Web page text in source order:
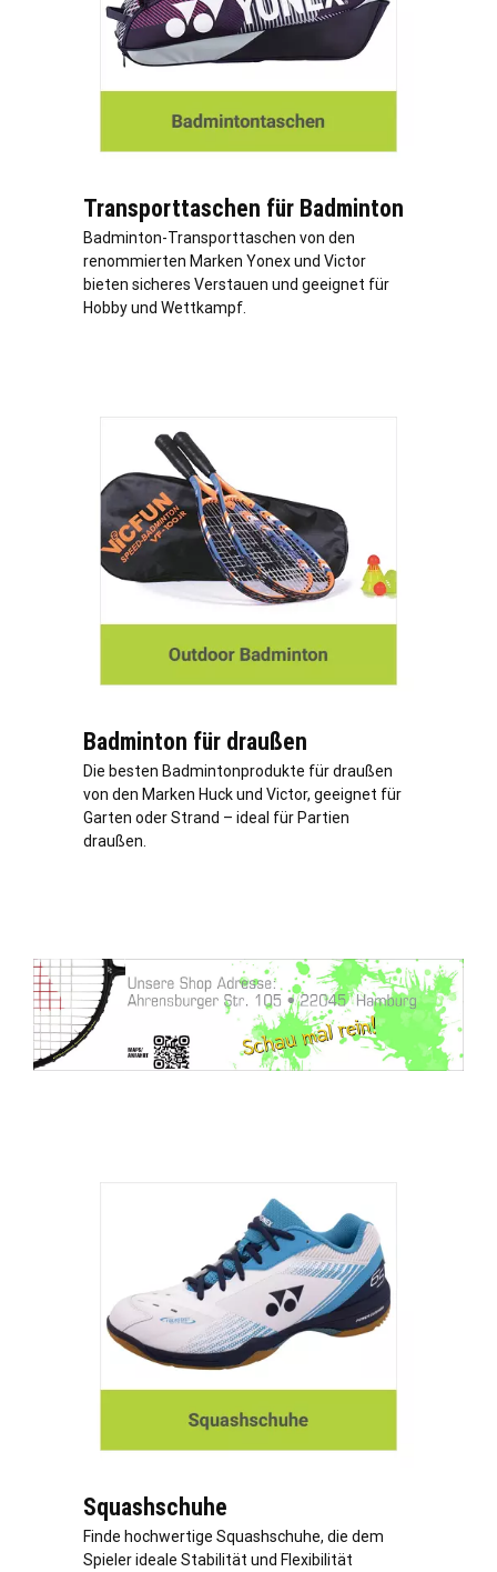
Transporttaschen für Badminton
Badminton-Transporttaschen von den
renommierten Marken Yonex und Victor
bieten sicheres Verstauen und geeignet für
Hobby und Wettkampf.
Badminton für draußen
Die besten Badmintonprodukte für draußen
von den Marken Huck und Victor, geeignet für
Garten oder Strand – ideal für Partien
draußen.
Squashschuhe
Finde hochwertige Squashschuhe, die dem
Spieler ideale Stabilität und Flexibilität